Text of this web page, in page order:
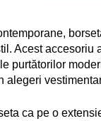
Acest accesoriu
purtătorilor
alegeri
ca pe o